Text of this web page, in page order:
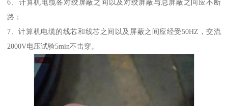
6、计算机电缆各对绞屏蔽之间以及对绞屏蔽与总屏蔽之间应不断
路；
7、计算机电缆的线芯和线芯之间以及屏蔽之间应经受50HZ，交流
2000V电压试验5min不击穿。